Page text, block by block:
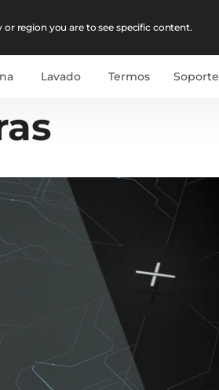
region you are to see specific content.
Lavado Termos Soporte